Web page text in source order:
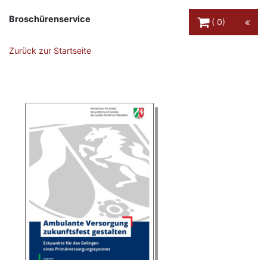
Broschürenservice
0
Zurück zur Startseite